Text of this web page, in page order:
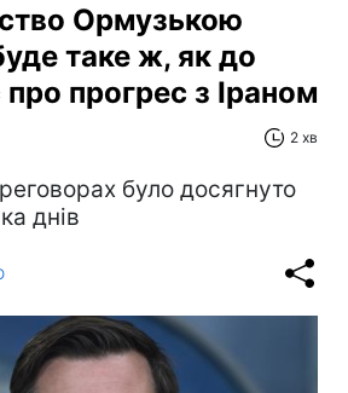
Ормузькою
таке ж, як до
про прогрес з Іраном
2 хв
було досягнуто
днів